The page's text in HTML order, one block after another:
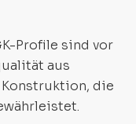
Profile sind vor
aus
die